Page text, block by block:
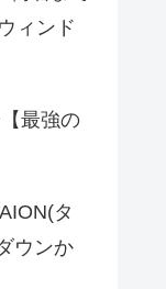
ィンド
最強の
タ
ウンか